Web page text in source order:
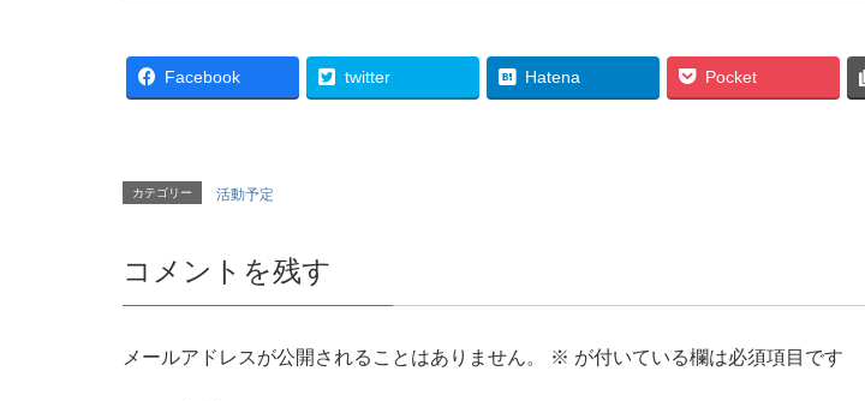
Facebook twitter Hatena Pocket
カテゴリー 活動予定
コメントを残す
メールアドレスが公開されることはありません。 ※ が付いている欄は必須項目です